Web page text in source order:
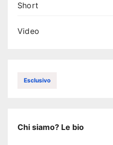
Short
Video
Esclusivo
Chi siamo? Le bio